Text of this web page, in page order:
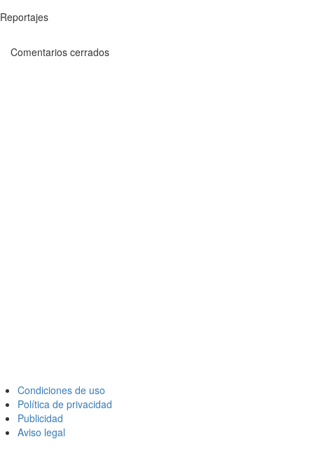
Reportajes
Comentarios cerrados
Condiciones de uso
Política de privacidad
Publicidad
Aviso legal